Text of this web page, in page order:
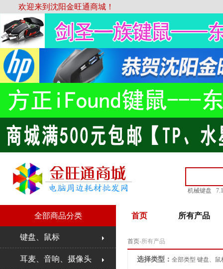
欢迎来到沈阳金旺通商城！
机械键盘
首页 所有产品
全部商品分类
键盘、鼠标
耳麦、音响、摄像头
首页-所有产品
选择类型： 全部类型 键盘、鼠